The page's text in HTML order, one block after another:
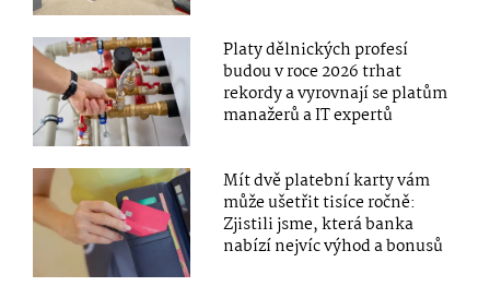
Platy dělnických profesí
budou v roce 2026 trhat
rekordy a vyrovnají se platům
manažerů a IT expertů
Mít dvě platební karty vám
může ušetřit tisíce ročně:
Zjistili jsme, která banka
nabízí nejvíc výhod a bonusů